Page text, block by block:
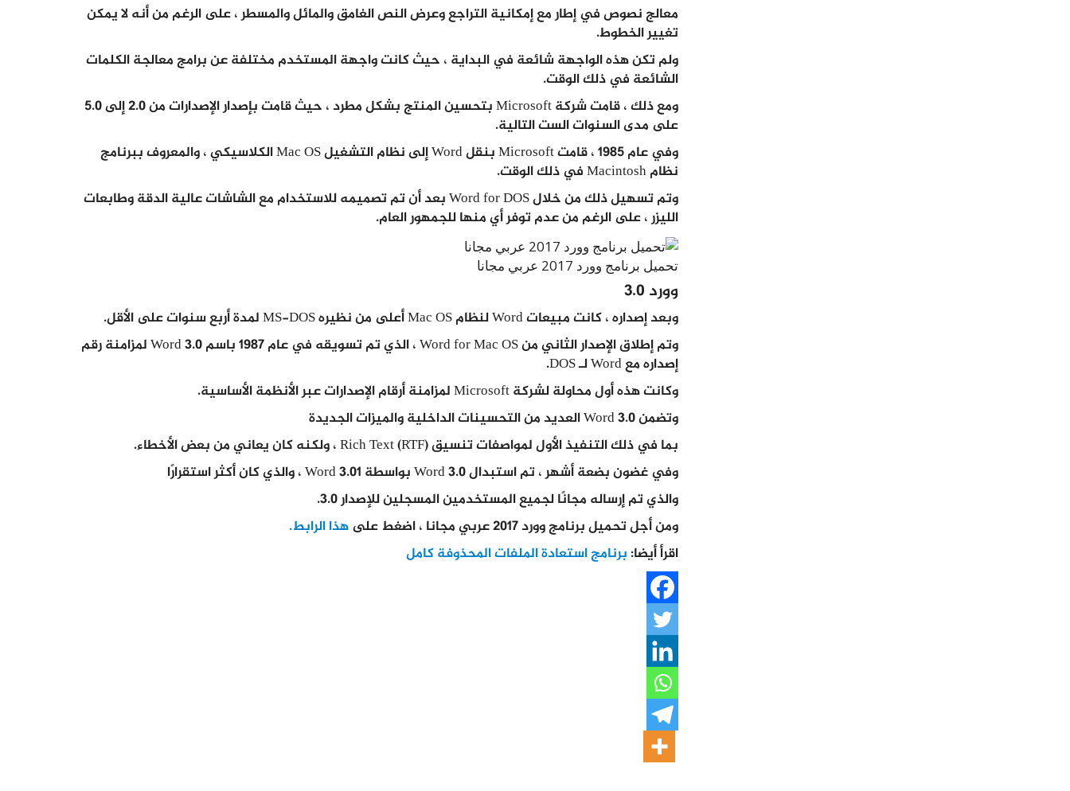
معالج نصوص في إطار مع إمكانية التراجع وعرض النص الغامق والمائل والمسطر ، على الرغم من أنه لا يمكن
تغيير الخطوط.
ولم تكن هذه الواجهة شائعة في البداية ، حيث كانت واجهة المستخدم مختلفة عن برامج معالجة الكلمات
الشائعة في ذلك الوقت.
ومع ذلك ، قامت شركة Microsoft بتحسين المنتج بشكل مطرد ، حيث قامت بإصدار الإصدارات من 2.0 إلى 5.0
على مدى السنوات الست التالية.
وفي عام 1985 ، قامت Microsoft بنقل Word إلى نظام التشغيل Mac OS الكلاسيكي ، والمعروف ببرنامج
نظام Macintosh في ذلك الوقت.
وتم تسهيل ذلك من خلال Word for DOS بعد أن تم تصميمه للاستخدام مع الشاشات عالية الدقة وطابعات
الليزر ، على الرغم من عدم توفر أي منها للجمهور العام.
تحميل برنامج وورد 2017 عربي مجانا
وورد 3.0
وبعد إصداره ، كانت مبيعات Word لنظام Mac OS أعلى من نظيره MS-DOS لمدة أربع سنوات على الأقل.
وتم إطلاق الإصدار الثاني من Word for Mac OS ، الذي تم تسويقه في عام 1987 باسم Word 3.0 لمزامنة رقم
إصداره مع Word لـ DOS.
وكانت هذه أول محاولة لشركة Microsoft لمزامنة أرقام الإصدارات عبر الأنظمة الأساسية.
وتضمن Word 3.0 العديد من التحسينات الداخلية والميزات الجديدة
بما في ذلك التنفيذ الأول لمواصفات تنسيق Rich Text (RTF) ، ولكنه كان يعاني من بعض الأخطاء.
وفي غضون بضعة أشهر ، تم استبدال Word 3.0 بواسطة Word 3.01 ، والذي كان أكثر استقرارًا
والذي تم إرساله مجانًا لجميع المستخدمين المسجلين للإصدار 3.0.
ومن أجل تحميل برنامج وورد 2017 عربي مجانا ، اضغط على
هذا الرابط.
اقرأ أيضا: برنامج استعادة الملفات المحذوفة كامل